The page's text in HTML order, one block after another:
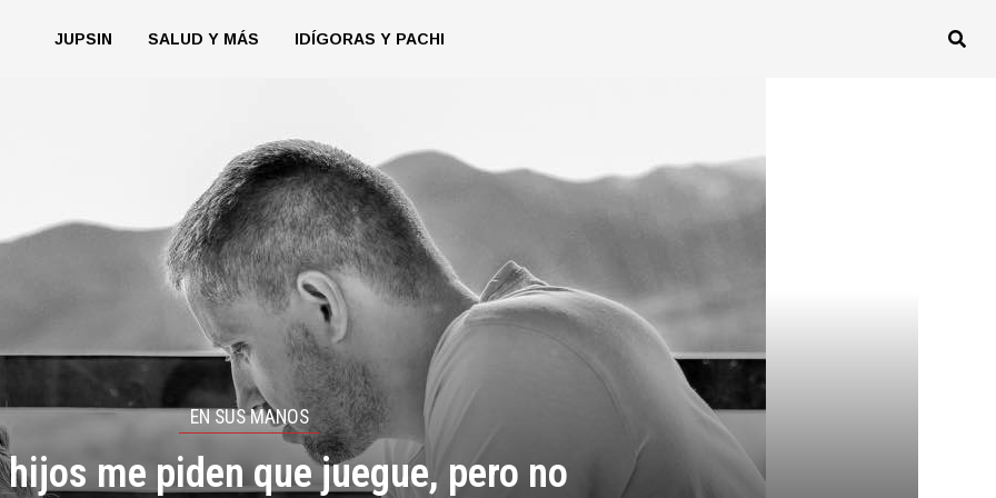
JUPSIN SALUD Y MÁS IDÍGORAS Y PACHI
EN SUS MANOS
hijos me piden que juegue, pero no